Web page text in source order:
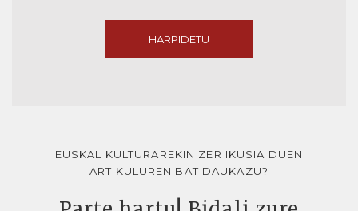
HARPIDETU
EUSKAL KULTURAREKIN ZER IKUSIA DUEN
ARTIKULUREN BAT DAUKAZU?